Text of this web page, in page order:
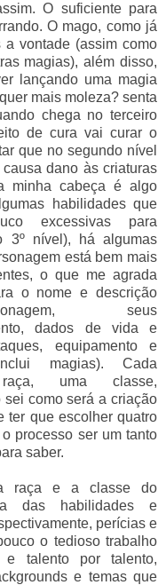
O suficiente para
O mago, como já
vontade (assim como
magias), além disso,
lançando uma magia
mais moleza? senta
chega no terceiro
de cura vai curar o
que no segundo nível
dano às criaturas
minha cabeça é algo
habilidades que
excessivas para
3º nível), há algumas
está bem mais
o que me agrada
o nome e descrição
seus
dados de vida e
equipamento e
magias). Cada
uma classe,
como será a criação
ter que escolher quatro
processo ser um tanto
saber.
raça e a classe do
das habilidades e
perícias e
o tedioso trabalho
talento por talento,
e temas que